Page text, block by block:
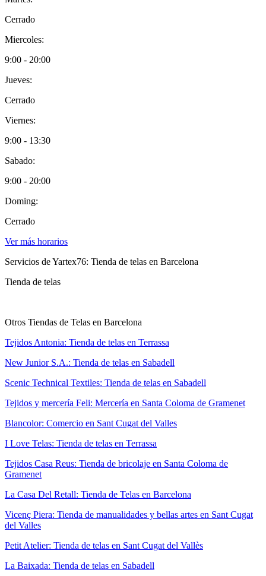
Cerrado
Miercoles:
9:00 - 20:00
Jueves:
Cerrado
Viernes:
9:00 - 13:30
Sabado:
9:00 - 20:00
Doming:
Cerrado
Ver más horarios
Servicios de Yartex76: Tienda de telas en Barcelona
Tienda de telas
Otros Tiendas de Telas en Barcelona
Tejidos Antonia: Tienda de telas en Terrassa
New Junior S.A.: Tienda de telas en Sabadell
Scenic Technical Textiles: Tienda de telas en Sabadell
Tejidos y mercería Feli: Mercería en Santa Coloma de Gramenet
Blancolor: Comercio en Sant Cugat del Valles
I Love Telas: Tienda de telas en Terrassa
Tejidos Casa Reus: Tienda de bricolaje en Santa Coloma de
Gramenet
La Casa Del Retall: Tienda de Telas en Barcelona
Vicenç Piera: Tienda de manualidades y bellas artes en Sant Cugat
del Valles
Petit Atelier: Tienda de telas en Sant Cugat del Vallès
La Baixada: Tienda de telas en Sabadell